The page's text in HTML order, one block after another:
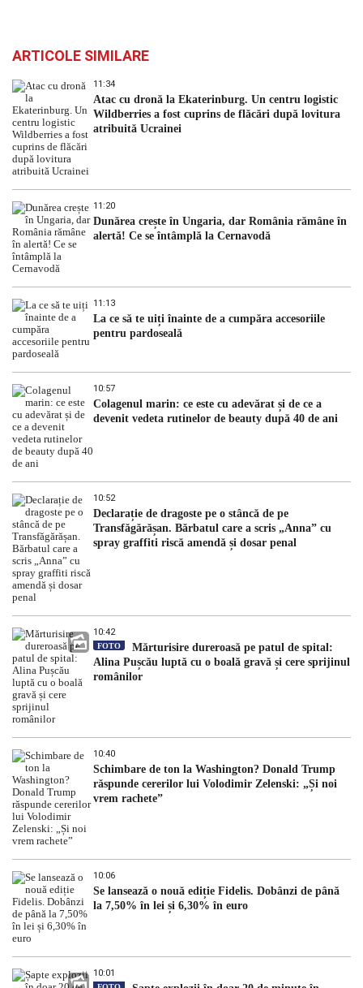
ARTICOLE SIMILARE
11:34
Atac cu dronă la Ekaterinburg. Un centru logistic
Wildberries a fost cuprins de flăcări după lovitura
atribuită Ucrainei
11:20
Dunărea crește în Ungaria, dar România rămâne în
alertă! Ce se întâmplă la Cernavodă
11:13
La ce să te uiți înainte de a cumpăra accesoriile
pentru pardoseală
10:57
Colagenul marin: ce este cu adevărat și de ce a
devenit vedeta rutinelor de beauty după 40 de ani
10:52
Declarație de dragoste pe o stâncă de pe
Transfăgărășan. Bărbatul care a scris „Anna” cu
spray graffiti riscă amendă și dosar penal
10:42
FOTO
Mărturisire dureroasă pe patul de spital:
Alina Pușcău luptă cu o boală gravă și cere sprijinul
românilor
10:40
Schimbare de ton la Washington? Donald Trump
răspunde cererilor lui Volodimir Zelenski: „Și noi
vrem rachete”
10:06
Se lansează o nouă ediție Fidelis. Dobânzi de până
la 7,50% în lei și 6,30% în euro
10:01